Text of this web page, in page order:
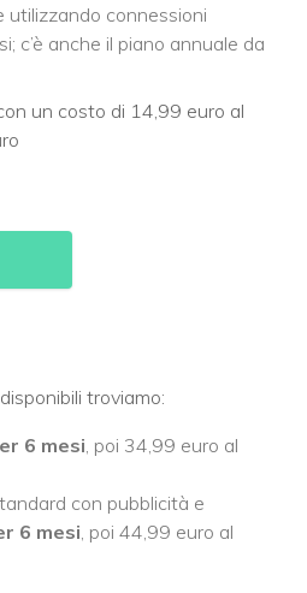
utilizzando connessioni
c’è anche il piano annuale da
un costo di 14,99 euro al
troviamo:
6 mesi, poi 34,99 euro al
con pubblicità e
6 mesi, poi 44,99 euro al